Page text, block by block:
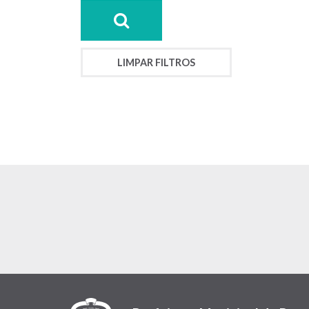
LIMPAR FILTROS